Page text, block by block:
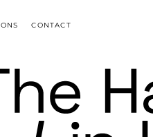
CONTACT